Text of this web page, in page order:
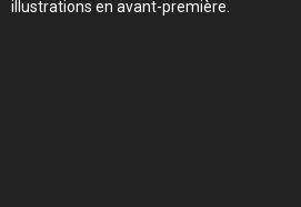
illustrations en avant-première.